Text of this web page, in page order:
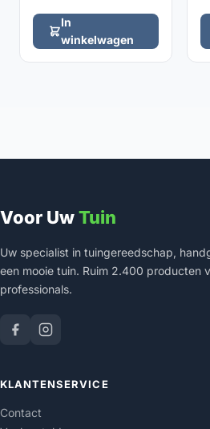
In
winkelwagen
Voor UwTuin
Uw specialist in tuingereedschap,
een mooie tuin. Ruim 2.400 producten
professionals.
KLANTENSERVICE
Contact